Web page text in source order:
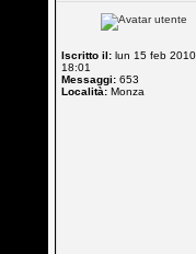
Iscritto il: lun 15 feb 2010,
18:01
Messaggi: 653
Località: Monza